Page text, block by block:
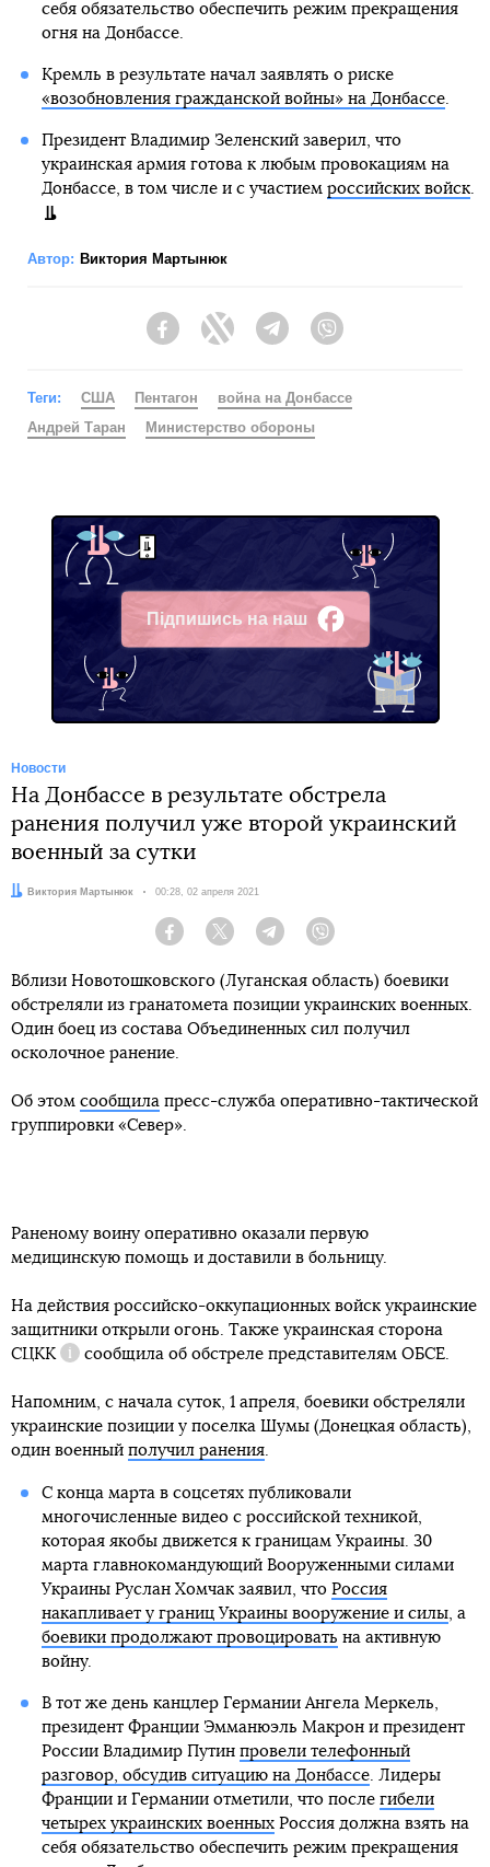
себя обязательство обеспечить режим прекращения
огня на Донбассе.
Кремль в результате начал заявлять о риске
«возобновления гражданской войны» на Донбассе.
Президент Владимир Зеленский заверил, что
украинская армия готова к любым провокациям на
Донбассе, в том числе и с участием российских войск.
Автор: Виктория Мартынюк
FacebookTwitter Telegram
Теги: США Пентагон
война на Донбассе
Андрей Таран
Министерство обороны
Підпишись на наш
Facebook
Новости
На Донбассе в результате обстрела
ранения получил уже второй украинский
военный за сутки
Автор:Виктория Мартынюк Дата:
00:28, 02 апреля 2021
Facebook Twitter Telegram
Вблизи Новотошковского (Луганская область) боевики
обстреляли из гранатомета позиции украинских военных.
Один боец из состава Объединенных сил получил
осколочное ранение.
Об этом сообщила пресс-служба оперативно-тактической
группировки «Север».
Раненому воину оперативно оказали первую
медицинскую помощь и доставили в больницу.
На действия российско-оккупационных войск украинские
защитники открыли огонь. Также украинская сторона
СЦКК
Справка
сообщила об обстреле представителям ОБСЕ.
Напомним, с начала суток, 1 апреля, боевики обстреляли
украинские позиции у поселка Шумы (Донецкая область),
один военный получил ранения.
С конца марта в соцсетях публиковали
многочисленные видео с российской техникой,
которая якобы движется к границам Украины. 30
марта главнокомандующий Вооруженными силами
Украины Руслан Хомчак заявил, что Россия
накапливает у границ Украины вооружение и силы, а
боевики продолжают провоцировать на активную
войну.
В тот же день канцлер Германии Ангела Меркель,
президент Франции Эмманюэль Макрон и президент
России Владимир Путин провели телефонный
разговор, обсудив ситуацию на Донбассе. Лидеры
Франции и Германии отметили, что после гибели
четырех украинских военныхРоссия должна взять на
себя обязательство обеспечить режим прекращения